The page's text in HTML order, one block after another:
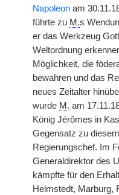
Napoleon am
führte zu M.s
er das Werkzeug
Weltordnung
Möglichkeit, die
bewahren und das
neues Zeitalter
wurde M. am
König Jérômes in
Gegensatz zu
Regierungschef. Im
Generaldirektor des
kämpfte für den
Helmstedt, Marburg,